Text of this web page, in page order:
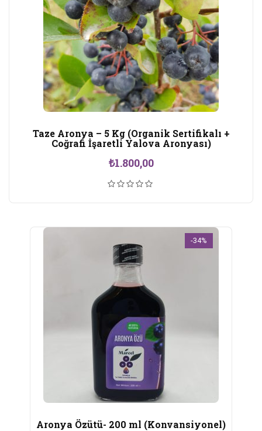
Taze Aronya – 5 Kg (Organik Sertifikalı +
Coğrafi İşaretli Yalova Aronyası)
₺1.800,00
-34%
Aronya Özütü- 200 ml (Konvansiyonel)